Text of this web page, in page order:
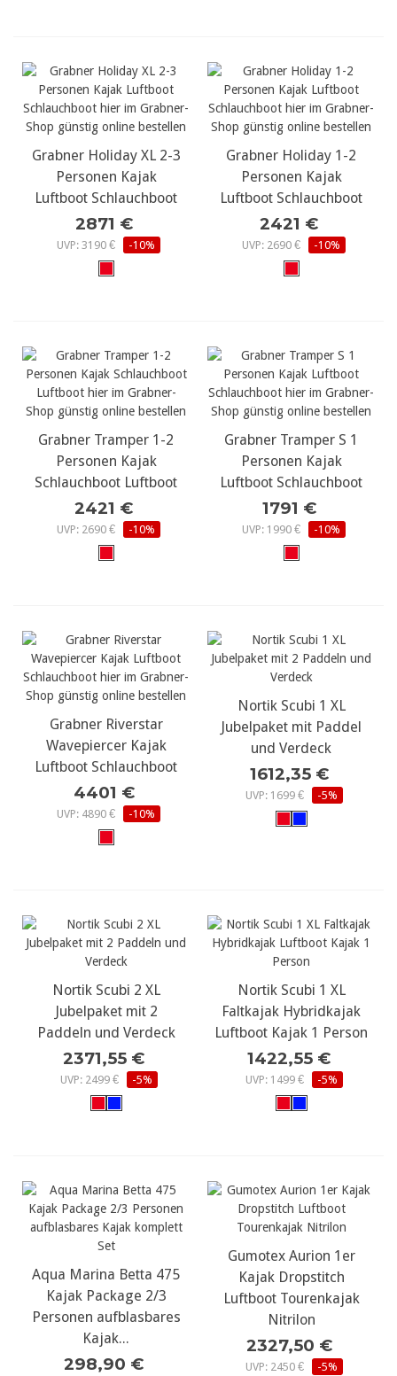
Grabner Holiday XL 2-3
Personen Kajak
Luftboot Schlauchboot
2871 €
UVP: 3190 € -10%
Grabner Holiday 1-2
Personen Kajak
Luftboot Schlauchboot
2421 €
UVP: 2690 € -10%
Grabner Tramper 1-2
Personen Kajak
Schlauchboot Luftboot
2421 €
UVP: 2690 € -10%
Grabner Tramper S 1
Personen Kajak
Luftboot Schlauchboot
1791 €
UVP: 1990 € -10%
Grabner Riverstar
Wavepiercer Kajak
Luftboot Schlauchboot
4401 €
UVP: 4890 € -10%
Nortik Scubi 1 XL
Jubelpaket mit Paddel
und Verdeck
1612,35 €
UVP: 1699 € -5%
Nortik Scubi 2 XL
Jubelpaket mit 2
Paddeln und Verdeck
2371,55 €
UVP: 2499 € -5%
Nortik Scubi 1 XL
Faltkajak Hybridkajak
Luftboot Kajak 1 Person
1422,55 €
UVP: 1499 € -5%
Aqua Marina Betta 475
Kajak Package 2/3
Personen aufblasbares
Kajak...
298,90 €
Gumotex Aurion 1er
Kajak Dropstitch
Luftboot Tourenkajak
Nitrilon
2327,50 €
UVP: 2450 € -5%